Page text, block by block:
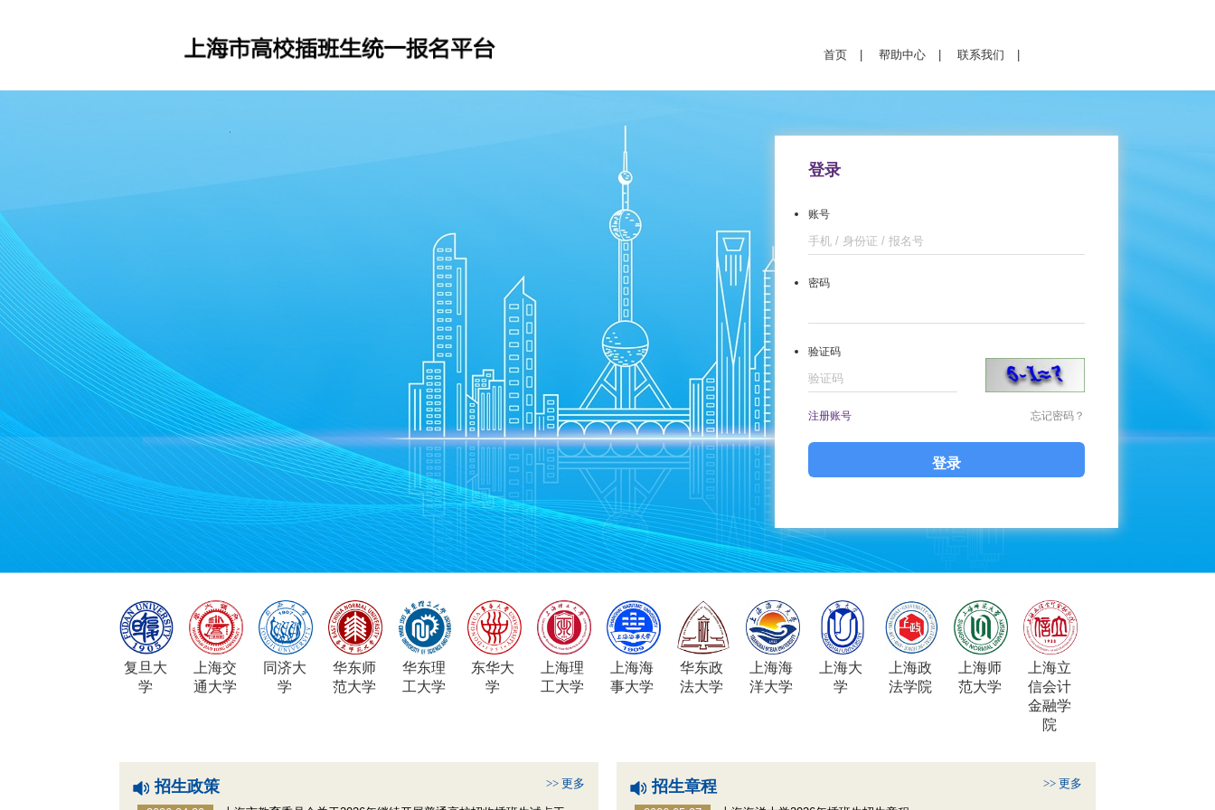
首页 帮助中心 联系我们
登录
账号
密码
验证码
注册账号 忘记密码？
登录
复旦大
学
上海交
通大学
同济大
学
华东师
范大学
华东理
工大学
东华大
学
上海理
工大学
上海海
事大学
华东政
法大学
上海海
洋大学
上海大
学
上海政
法学院
上海师
范大学
上海立
信会计
金融学
院
招生政策 >> 更多 招生章程 >> 更多